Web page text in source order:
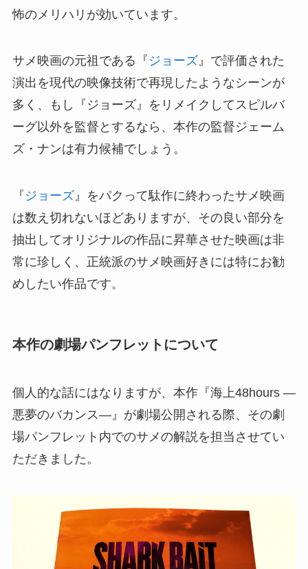
怖のメリハリが効いています。
サメ映画の元祖である『 ジョーズ』で評価された
演出を現代の映像技術で再現したようなシーンが
多く、もし『ジョーズ』をリメイクしてスピルバ
ーグ以外を監督とするなら、本作の監督ジェーム
ズ・ナンは有力候補でしょう。
『 ジョーズ』をパクって駄作に終わったサメ映画
は数え切れないほどありますが、その良い部分を
抽出してオリジナルの作品に昇華させた映画は非
常に珍しく、正統派のサメ映画好きには特にお勧
めしたい作品です。
本作の劇場パンフレットについて
個人的な話にはなりますが、本作『海上48hours ―
悪夢のバカンス―』が劇場公開される際、その劇
場パンフレット内でのサメの解説を担当させてい
ただきました。